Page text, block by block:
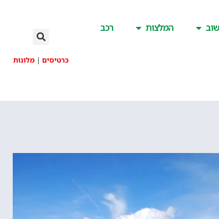
המלצות רכב
כרטיסים | מלונות